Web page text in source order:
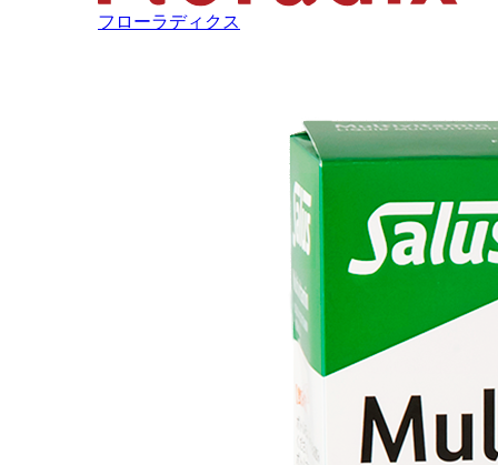
フローラディクス